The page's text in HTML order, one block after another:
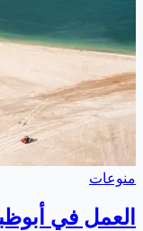
منوعات
العمل في